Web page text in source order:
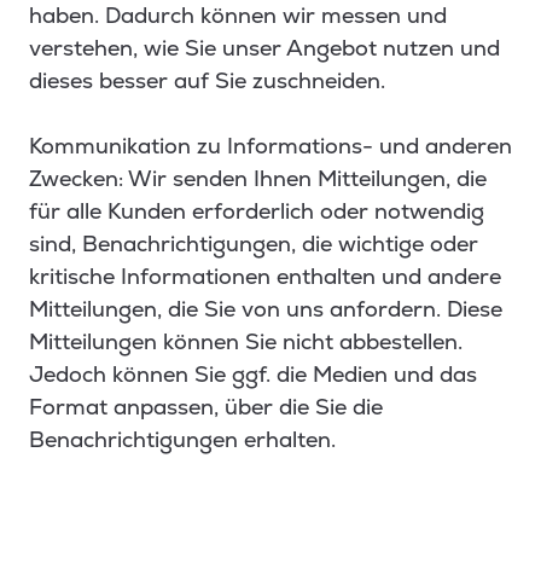
haben. Dadurch können wir messen und
verstehen, wie Sie unser Angebot nutzen und
dieses besser auf Sie zuschneiden.
Kommunikation zu Informations- und anderen
Zwecken: Wir senden Ihnen Mitteilungen, die
für alle Kunden erforderlich oder notwendig
sind, Benachrichtigungen, die wichtige oder
kritische Informationen enthalten und andere
Mitteilungen, die Sie von uns anfordern. Diese
Mitteilungen können Sie nicht abbestellen.
Jedoch können Sie ggf. die Medien und das
Format anpassen, über die Sie die
Benachrichtigungen erhalten.